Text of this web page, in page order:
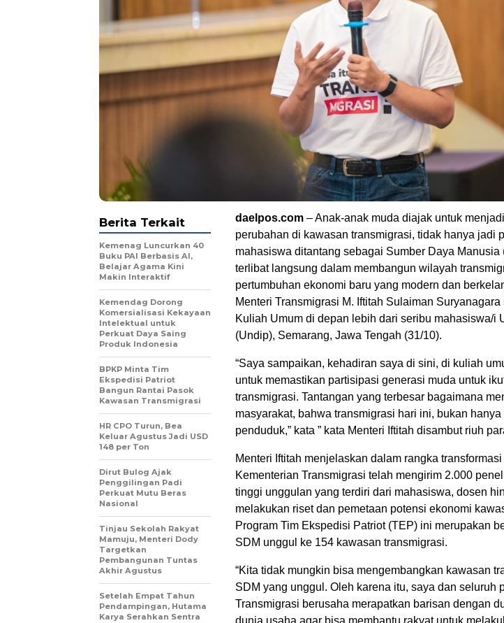
daelpos.com – Anak-anak muda diajak untuk
perubahan di kawasan transmigrasi, tidak hanya jadi
mahasiswa ditantang sebagai Sumber Daya Manusia
terlibat langsung dalam membangun wilayah
pertumbuhan ekonomi baru yang modern dan
Menteri Transmigrasi M. Iftitah Sulaiman
Kuliah Umum di depan lebih dari seribu mahasiswa/i
(Undip), Semarang, Jawa Tengah (31/10).
“Saya sampaikan, kehadiran saya di sini, di kuliah
untuk memastikan partisipasi generasi muda untuk
transmigrasi. Tantangan yang terbesar bagaimana
masyarakat, bahwa transmigrasi hari ini, bukan
penduduk,” kata ” kata Menteri Iftitah disambut riuh
Menteri Iftitah menjelaskan dalam rangka
Kementerian Transmigrasi telah mengirim 2.000
tinggi unggulan yang terdiri dari mahasiswa, dosen
melakukan riset dan pemetaan potensi ekonomi
Program Tim Ekspedisi Patriot (TEP) ini merupakan
SDM unggul ke 154 kawasan transmigrasi.
“Kita tidak mungkin bisa mengembangkan kawasan
SDM yang unggul. Oleh karena itu, saya dan seluruh
Transmigrasi berusaha merapatkan barisan dengan
Berita Terkait
Kemenag Luncurkan 40
Buku PAI Berbasis AI,
Belajar Agama Kini
Makin Interaktif
Kemendag Dorong
Komersialisasi Kekayaan
Intelektual untuk
Perkuat Daya Saing
Produk Indonesia
BPKP Minta Tim
Ekspedisi Patriot
Bangun Rantai Pasok
Kawasan Transmigrasi
HR CPO Turun, Bea
Keluar Agustus Jadi USD
148 per Ton
Dirut Bulog Ajak
Penggilingan Padi
Perkuat Mutu Beras
Nasional
Tinjau Sekolah Rakyat
Mamuju, Menteri Dody
Targetkan
Pembangunan Tuntas
Akhir Agustus
Setelah Empat Tahun
Pendampingan, Hutama
Karya Serahkan Sentra